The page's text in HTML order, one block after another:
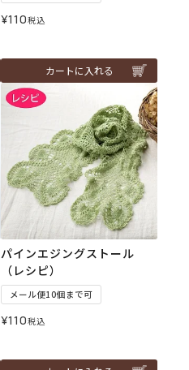
¥110税込
カートに入れる
パインエジングストール
（レシピ）
メール便10個まで可
¥110税込